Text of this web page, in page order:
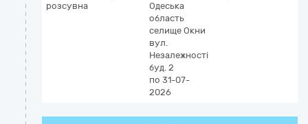
розсувна
Одеська
область
селище Окни
вул.
Незалежності
буд. 2
по 31-07-
2026